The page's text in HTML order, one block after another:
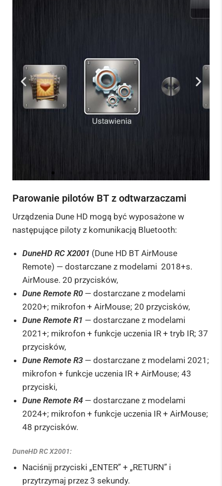
1. Wybierz
"Ustawienia"
Parowanie pilotów BT z odtwarzaczami
Urządzenia Dune HD mogą być wyposażone w
następujące piloty z komunikacją Bluetooth:
DuneHD RC X2001 (Dune HD BT AirMouse
Remote) — dostarczane z modelami 2018+s.
AirMouse. 20 przycisków,
Dune Remote R0 — dostarczane z modelami
2020+; mikrofon + AirMouse; 20 przycisków,
Dune Remote R1 — dostarczane z modelami
2021+; mikrofon + funkcje uczenia IR + tryb IR; 37
przycisków,
Dune Remote R3 — dostarczane z modelami 2021;
mikrofon + funkcje uczenia IR + AirMouse; 43
przyciski,
Dune Remote R4 — dostarczane z modelami
2024+; mikrofon + funkcje uczenia IR + AirMouse;
48 przycisków.
DuneHD RC X2001:
Naciśnij przyciski „ENTER” + „RETURN” i
przytrzymaj przez 3 sekundy.